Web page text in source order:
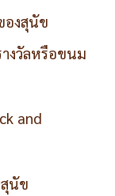
องสุนัข
งวัลหรือขนม
and
นัข